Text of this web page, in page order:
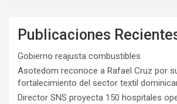
Publicaciones
Gobierno reajusta combustibles
Asotedom reconoce a Rafael Cruz por
fortalecimiento del sector textil
Director SNS proyecta 150 hospitales